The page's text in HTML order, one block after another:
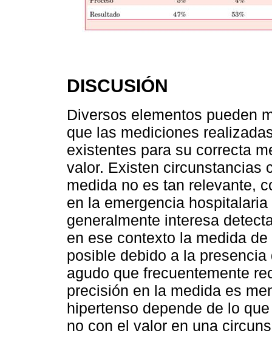
DISCUSIÓN
Diversos elementos pueden
que las mediciones
existentes para su correcta
valor. Existen circunstancias
medida no es tan relevante,
en la emergencia
generalmente interesa
en ese contexto la medida
posible debido a la
agudo que frecuentemente
precisión en la medida es
hipertenso depende de lo
no con el valor en una